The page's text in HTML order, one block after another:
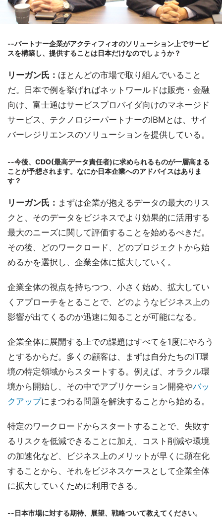
--パートナー企業がアクティフィオのソリューション上でサービ
スを構築し、提供することは日本だけなのでしょうか？
リーガン氏： ほとんどの市場で取り組んでいること
だ。日本で例を挙げればネットワールドは販売・金融
向け、富士通はサービスプロバイダ向けのマネージド
サービス、テクノロジーパートナーのIBMとは、サイ
バーレジリエンスのソリューションを提供している。
--今後、CDO(最高データ責任者)に求められるものが一層高まる
ことが予想されます。なにか日本企業へのアドバイスはありま
す？
リーガン氏： まずは企業が抱えるデータの最大のリス
クと、そのデータをビジネスでより効果的に活用する
最大のニーズに関して評価することを始めるべきだ。
その後、どのワークロード、どのプロジェクトから始
めるかを選択し、企業全体に拡大していく。
企業全体の視点を持ちつつ、小さく始め、拡大してい
くアプローチをとることで、どのようなビジネス上の
影響が出てくるのか迅速に知ることが可能になる。
企業全体に展開する上での課題はすべてを1度にやろう
とするからだ。多くの顧客は、まずは自分たちのIT環
境の特定領域からスタートする。例えば、オラクル環
境から開始し、その中でアプリケーション開発やバッ
クアップにまつわる問題を解決することから始める。
特定のワークロードからスタートすることで、失敗す
るリスクを低減できることに加え、コスト削減や環境
の加速化など、ビジネス上のメリットが早くに顕在化
することから、それをビジネスケースとして企業全体
に拡大していくために利用できる。
--日本市場に対する期待、展望、戦略ついて教えてください。